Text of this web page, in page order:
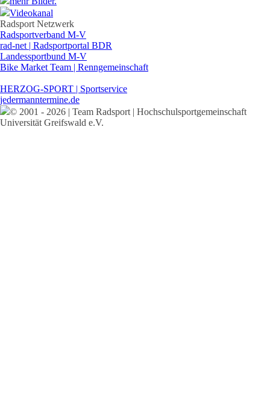
Videokanal
Radsport Netzwerk
Radsportverband M-V
rad-net | Radsportportal BDR
Landessportbund M-V
Bike Market Team | Renngemeinschaft
HERZOG-SPORT | Sportservice
jedermanntermine.de
© 2001 - 2026 | Team Radsport | Hochschulsportgemeinschaft
Universität Greifswald e.V.